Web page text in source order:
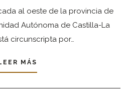
al oeste de la provincia de
Autónoma de Castilla-La
circunscripta por…
MÁS